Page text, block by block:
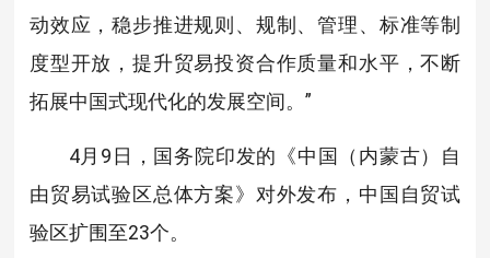
动效应，稳步推进规则、规制、管理、标准等制
度型开放，提升贸易投资合作质量和水平，不断
拓展中国式现代化的发展空间。”
4月9日，国务院印发的《中国（内蒙古）自
由贸易试验区总体方案》对外发布，中国自贸试
验区扩围至23个。